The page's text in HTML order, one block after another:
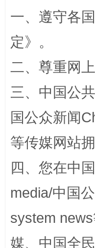
漫山遍野的桃花与雪
一、遵守各
定》。
二、尊重网
三、中国公
国公众新闻
等传媒网站
四、您在中
media/中国
system
媒、中国全